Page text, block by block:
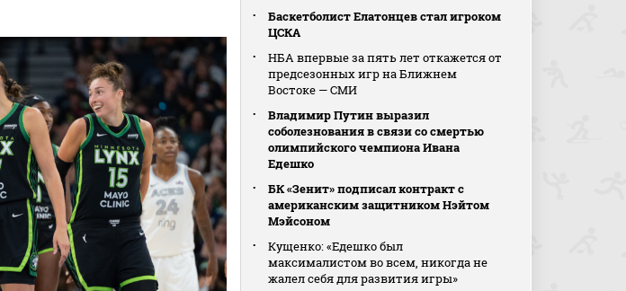
Баскетболист Елатонцев стал игроком
ЦСКА
НБА впервые за пять лет откажется от
предсезонных игр на Ближнем
Востоке — СМИ
Владимир Путин выразил
соболезнования в связи со смертью
олимпийского чемпиона Ивана
Едешко
БК «Зенит» подписал контракт с
американским защитником Нэйтом
Мэйсоном
Кущенко: «Едешко был
максималистом во всем, никогда не
жалел себя для развития игры»